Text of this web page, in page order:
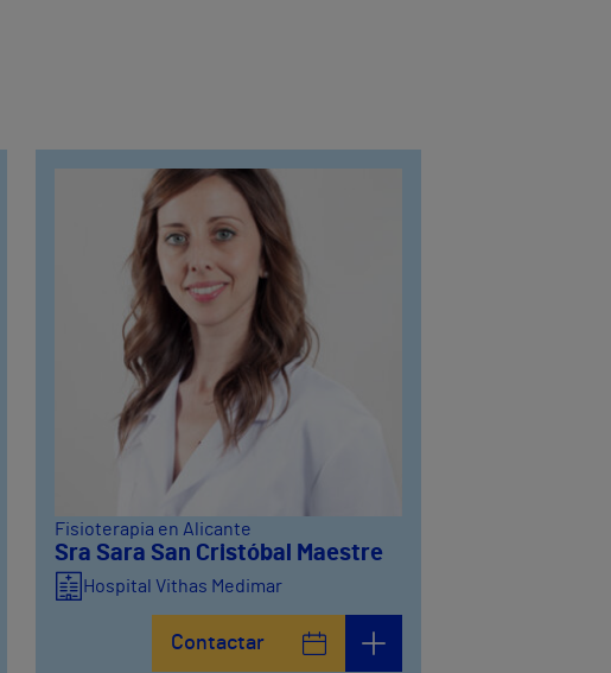
Fisioterapia en Alicante
Sra Sara San Cristóbal Maestre
Hospital Vithas Medimar
Contactar